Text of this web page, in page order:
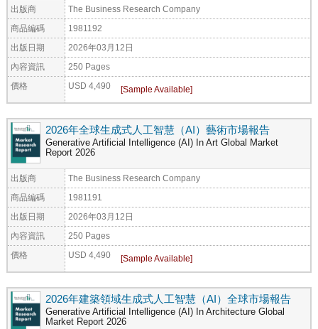
出版商 The Business Research Company
商品編碼 1981192
出版日期 2026年03月12日
內容資訊 250 Pages
價格 USD 4,490
2026年全球生成式人工智慧（AI）藝術市場報告
Generative Artificial Intelligence (AI) In Art Global Market
Report 2026
出版商 The Business Research Company
商品編碼 1981191
出版日期 2026年03月12日
內容資訊 250 Pages
價格 USD 4,490
2026年建築領域生成式人工智慧（AI）全球市場報告
Generative Artificial Intelligence (AI) In Architecture Global
Market Report 2026